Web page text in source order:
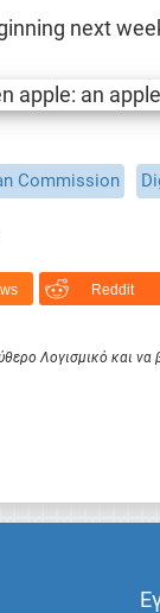
next
Commission
Reddit
Λογισμικό και